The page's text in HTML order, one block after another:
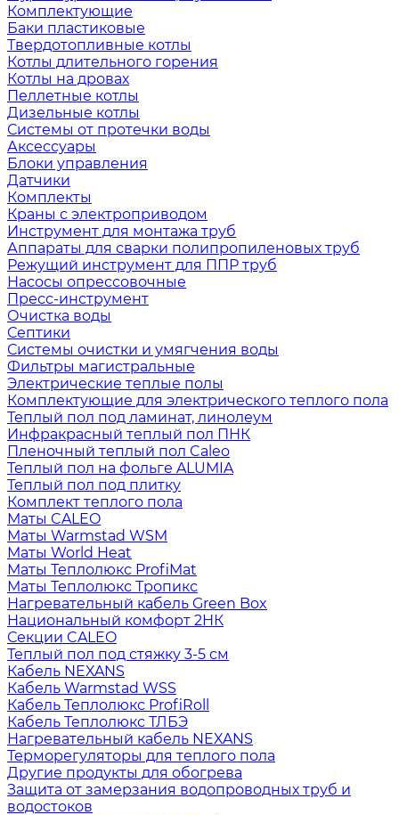
Комплектующие
Баки пластиковые
Твердотопливные котлы
Котлы длительного горения
Котлы на дровах
Пеллетные котлы
Дизельные котлы
Системы от протечки воды
Аксессуары
Блоки управления
Датчики
Комплекты
Краны с электроприводом
Инструмент для монтажа труб
Аппараты для сварки полипропиленовых труб
Режущий инструмент для ППР труб
Насосы опрессовочные
Пресс-инструмент
Очистка воды
Септики
Системы очистки и умягчения воды
Фильтры магистральные
Электрические теплые полы
Комплектующие для электрического теплого пола
Теплый пол под ламинат, линолеум
Инфракрасный теплый пол ПНК
Пленочный теплый пол Caleo
Теплый пол на фольге ALUMIA
Теплый пол под плитку
Комплект теплого пола
Маты CALEO
Маты Warmstad WSM
Маты World Heat
Маты Теплолюкс ProfiMat
Маты Теплолюкс Тропикс
Нагревательный кабель Green Box
Национальный комфорт 2НК
Секции CALEO
Теплый пол под стяжку 3-5 см
Кабель NEXANS
Кабель Warmstad WSS
Кабель Теплолюкс ProfiRoll
Кабель Теплолюкс ТЛБЭ
Нагревательный кабель NEXANS
Терморегуляторы для теплого пола
Другие продукты для обогрева
Защита от замерзания водопроводных труб и
водостоков